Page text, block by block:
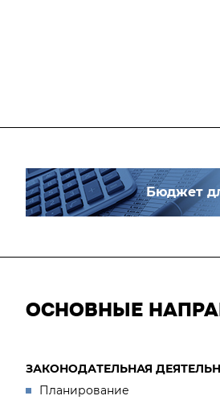
Бюджет
ОСНОВНЫЕ
ЗАКОНОДАТЕЛЬНАЯ
Планирование